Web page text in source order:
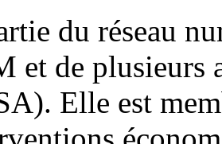
du réseau
et de plusieurs
Elle est